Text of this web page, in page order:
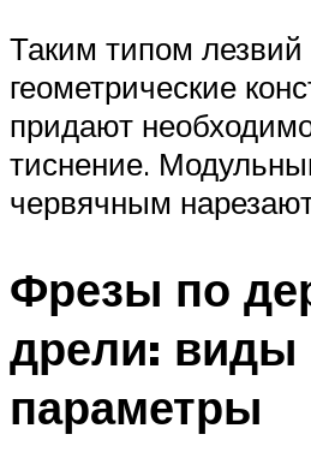
Таким типом лезвий
геометрические
придают
тиснение.
червячным
Фрезы по
дрели: виды
параметры